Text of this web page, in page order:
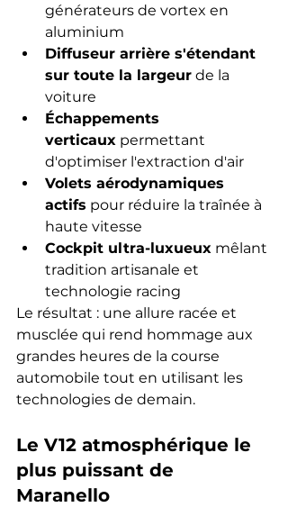
générateurs de vortex en
aluminium
Diffuseur arrière s'étendant
sur toute la largeur de la
voiture
Échappements
verticaux permettant
d'optimiser l'extraction d'air
Volets aérodynamiques
actifs pour réduire la traînée à
haute vitesse
Cockpit ultra-luxueux mêlant
tradition artisanale et
technologie racing
Le résultat : une allure racée et
musclée qui rend hommage aux
grandes heures de la course
automobile tout en utilisant les
technologies de demain.
Le V12 atmosphérique le
plus puissant de
Maranello